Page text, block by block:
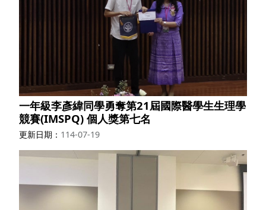
一年級李彥緯同學勇奪第21屆國際醫學生生理學
競賽(IMSPQ) 個人獎第七名
更新日期 114-07-19